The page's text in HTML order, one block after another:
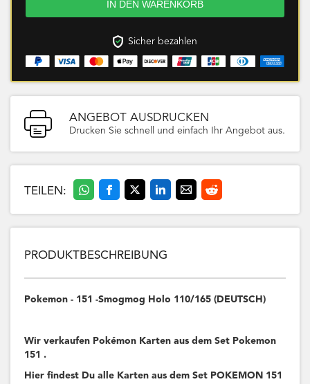
Sicher bezahlen
ANGEBOT AUSDRUCKEN
Drucken Sie schnell und einfach Ihr Angebot aus.
TEILEN:
PRODUKTBESCHREIBUNG
Pokemon - 151 -Smogmog Holo 110/165 (DEUTSCH)
Wir verkaufen Pokémon Karten aus dem Set Pokemon
151 .
Hier findest Du alle Karten aus dem Set POKEMON 151